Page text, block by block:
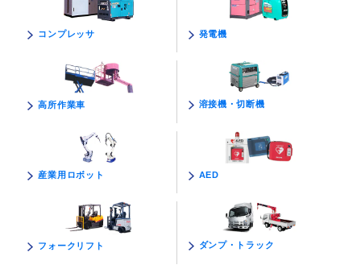
コンプレッサ 発電機
高所作業車 溶接機・切断機
産業用ロボット AED
フォークリフト ダンプ・トラック